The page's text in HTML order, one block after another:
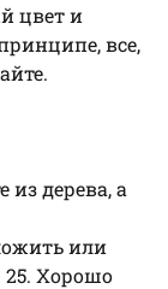
цвет и
все,
из дерева, а
или
Хорошо